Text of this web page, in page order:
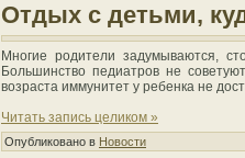
Отдых с детьми,
Многие родители задумываются,
Большинство педиатров не
возраста иммунитет у ребенка не
Читать запись целиком »
Опубликовано в Новости